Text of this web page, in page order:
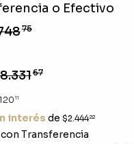
o Efectivo
75
67
11
interés de $2.44422
Transferencia